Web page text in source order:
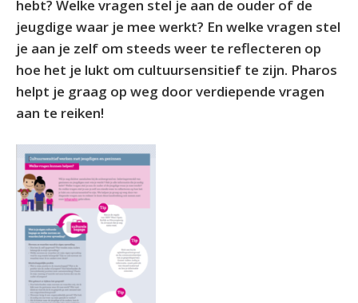
hebt? Welke vragen stel je aan de ouder of de
jeugdige waar je mee werkt? En welke vragen stel
je aan je zelf om steeds weer te reflecteren op
hoe het je lukt om cultuursensitief te zijn. Pharos
helpt je graag op weg door verdiepende vragen
aan te reiken!